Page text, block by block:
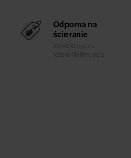
Odporna na
ścieranie
100 000 cykli w
teście Martindale'a